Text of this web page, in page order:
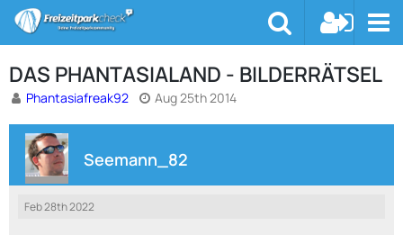
DAS PHANTASIALAND - BILDERRÄTSEL
Phantasiafreak92 Aug 25th 2014
Seemann_82
Feb 28th 2022